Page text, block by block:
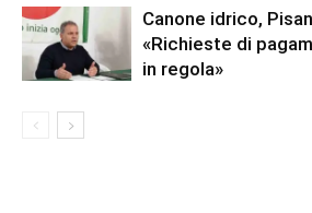
Canone idrico,
«Richieste di
in regola»